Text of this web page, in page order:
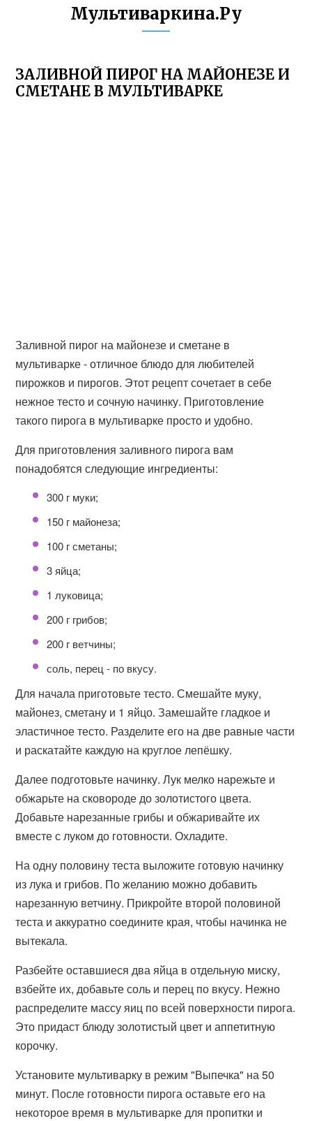
Мультиваркина.Ру
ЗАЛИВНОЙ ПИРОГ НА МАЙОНЕЗЕ И
СМЕТАНЕ В МУЛЬТИВАРКЕ
Заливной пирог на майонезе и сметане в
мультиварке - отличное блюдо для любителей
пирожков и пирогов. Этот рецепт сочетает в себе
нежное тесто и сочную начинку. Приготовление
такого пирога в мультиварке просто и удобно.
Для приготовления заливного пирога вам
понадобятся следующие ингредиенты:
300 г муки;
150 г майонеза;
100 г сметаны;
3 яйца;
1 луковица;
200 г грибов;
200 г ветчины;
соль, перец - по вкусу.
Для начала приготовьте тесто. Смешайте муку,
майонез, сметану и 1 яйцо. Замешайте гладкое и
эластичное тесто. Разделите его на две равные части
и раскатайте каждую на круглое лепёшку.
Далее подготовьте начинку. Лук мелко нарежьте и
обжарьте на сковороде до золотистого цвета.
Добавьте нарезанные грибы и обжаривайте их
вместе с луком до готовности. Охладите.
На одну половину теста выложите готовую начинку
из лука и грибов. По желанию можно добавить
нарезанную ветчину. Прикройте второй половиной
теста и аккуратно соедините края, чтобы начинка не
вытекала.
Разбейте оставшиеся два яйца в отдельную миску,
взбейте их, добавьте соль и перец по вкусу. Нежно
распределите массу яиц по всей поверхности пирога.
Это придаст блюду золотистый цвет и аппетитную
корочку.
Установите мультиварку в режим "Выпечка" на 50
минут. После готовности пирога оставьте его на
некоторое время в мультиварке для пропитки и